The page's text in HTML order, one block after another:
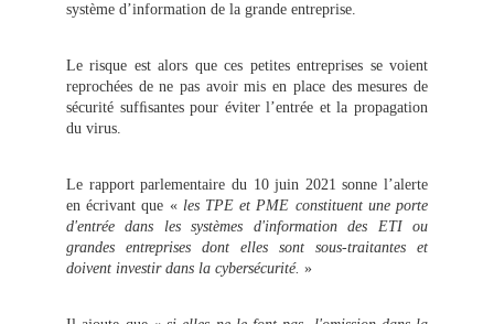
système d’information de la grande entreprise.
Le risque est alors que ces petites entreprises se voient
reprochées de ne pas avoir mis en place des mesures de
sécurité sufﬁsantes pour éviter l’entrée et la propagation
du virus.
Le rapport parlementaire du 10 juin 2021 sonne l’alerte
en écrivant que « les TPE et PME constituent une porte
d'entrée dans les systèmes d'information des ETI ou
grandes entreprises dont elles sont sous-traitantes et
doivent investir dans la cybersécurité. »